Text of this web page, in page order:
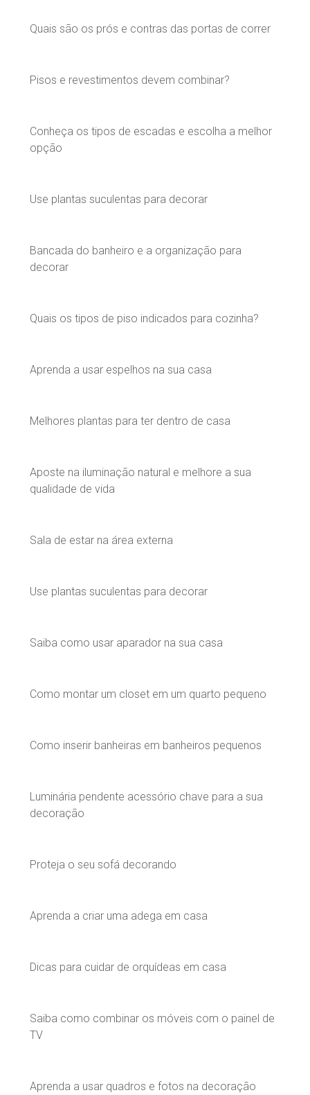
Quais são os prós e contras das portas de correr
Pisos e revestimentos devem combinar?
Conheça os tipos de escadas e escolha a melhor
opção
Use plantas suculentas para decorar
Bancada do banheiro e a organização para
decorar
Quais os tipos de piso indicados para cozinha?
Aprenda a usar espelhos na sua casa
Melhores plantas para ter dentro de casa
Aposte na iluminação natural e melhore a sua
qualidade de vida
Sala de estar na área externa
Use plantas suculentas para decorar
Saiba como usar aparador na sua casa
Como montar um closet em um quarto pequeno
Como inserir banheiras em banheiros pequenos
Luminária pendente acessório chave para a sua
decoração
Proteja o seu sofá decorando
Aprenda a criar uma adega em casa
Dicas para cuidar de orquídeas em casa
Saiba como combinar os móveis com o painel de
TV
Aprenda a usar quadros e fotos na decoração